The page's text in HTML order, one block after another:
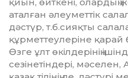
қиын, өйткені, олар­дың
атал­ған әлеуметтік
дәстүр, т.б.сияқты
құр­меттеулеріне қарай
Өзге ұлт өкілдерінің
сезінетіндері,